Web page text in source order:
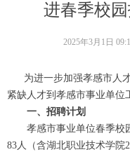
进春季校园
为进一步加强孝感市人才
紧缺人才到孝感市事业单位
一、招聘计划
孝感市事业单位春季校园
83人（含湖北职业技术学院
2025年3月1日